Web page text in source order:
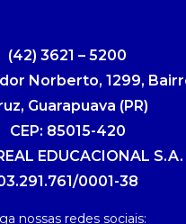
(42) 3621 – 5200
Norberto, 1299,
Guarapuava (PR)
CEP: 85015-420
EDUCACIONAL S.A.
0001-38
nossas redes sociais: